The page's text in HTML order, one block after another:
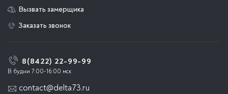
Вызвать замерщика
Заказать звонок
8(8422) 22-99-99
В будни 7:00-16:00 мск
contact@delta73.ru